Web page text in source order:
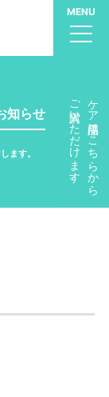
ケア用品はこちらから
ご購入いただけます。
知らせ
ます。